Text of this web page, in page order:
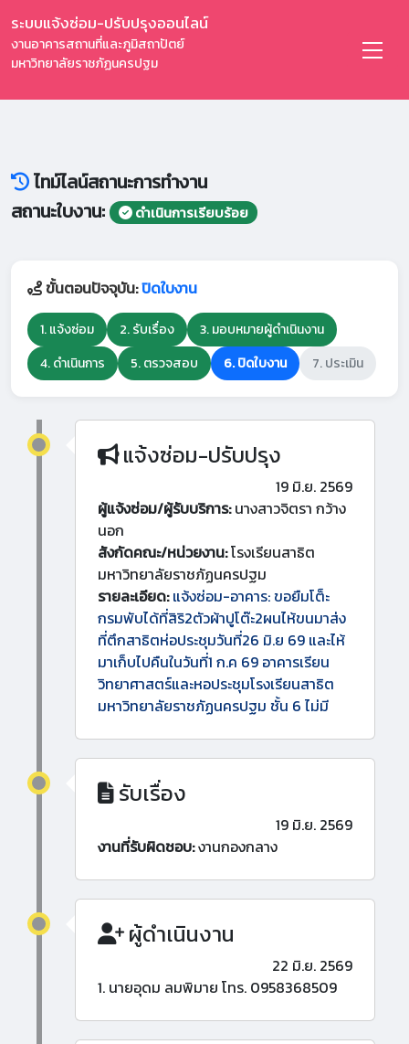
ระบบแจ้งซ่อม-ปรับปรุงออนไลน์
งานอาคารสถานที่และภูมิสถาปัตย์
มหาวิทยาลัยราชภัฏนครปฐม
ไทม์ไลน์สถานะการทำงาน
สถานะใบงาน:
ดำเนินการเรียบร้อย
ขั้นตอนปัจจุบัน:ปิดใบงาน
1. แจ้งซ่อม 2. รับเรื่อง
3. มอบหมายผู้ดำเนินงาน
4. ดำเนินการ
5. ตรวจสอบ 6. ปิดใบงาน 7. ประเมิน
แจ้งซ่อม-ปรับปรุง
19 มิ.ย. 2569
ผู้แจ้งซ่อม/ผู้รับบริการ:นางสาวจิตรา กว้าง
นอก
สังกัดคณะ/หน่วยงาน:โรงเรียนสาธิต
มหาวิทยาลัยราชภัฏนครปฐม
รายละเอียด: แจ้งซ่อม-อาคาร: ขอยืมโต็ะ
กรมพับได้ที่สิริ2ตัวผ้าปูโต๊ะ2ผนไห้ขนมาส่ง
ที่ตึกสาธิตห่อประชุมวันที่26 มิ.ย 69 และไห้
มาเก็บไปคืนในวันที่1 ก.ค 69 อาคารเรียน
วิทยาศาสตร์และหอประชุมโรงเรียนสาธิต
มหาวิทยาลัยราชภัฏนครปฐม ชั้น 6 ไม่มี
รับเรื่อง
19 มิ.ย. 2569
งานที่รับผิดชอบ:งานกองกลาง
ผู้ดำเนินงาน
22 มิ.ย. 2569
1. นายอุดม ลมพิมาย โทร. 0958368509